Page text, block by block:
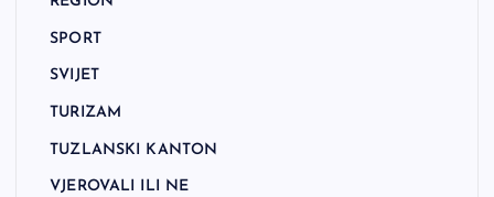
SPORT
SVIJET
TURIZAM
TUZLANSKI KANTON
VJEROVALI ILI NE